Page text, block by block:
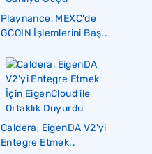
Playnance, MEXC'de
GCOIN İşlemlerini Baş..
Caldera, EigenDA V2'yi
Entegre Etmek..